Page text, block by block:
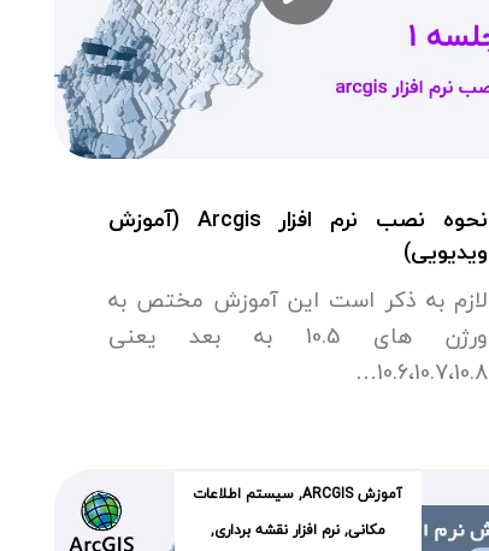
نحوه نصب نرم افزار Arcgis (آموزش
ویدیویی)
لازم به ذکر است این آموزش مختص به
ورژن های 10.5 به بعد یعنی
10.6،10.7،10.8…
آموزش ARCGIS ,سیستم اطلاعات
مکانی,نرم افزار نقشه برداری,